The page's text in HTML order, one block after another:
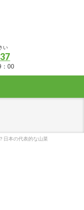
い
：00
日本の代表的な山菜